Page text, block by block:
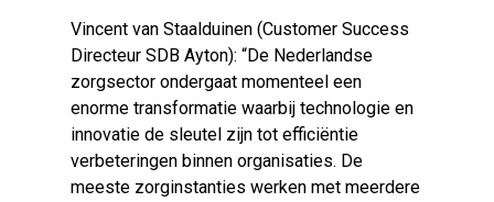
Vincent van Staalduinen (Customer Success
Directeur SDB Ayton): “De Nederlandse
zorgsector ondergaat momenteel een
enorme transformatie waarbij technologie en
innovatie de sleutel zijn tot efficiëntie
verbeteringen binnen organisaties. De
meeste zorginstanties werken met meerdere